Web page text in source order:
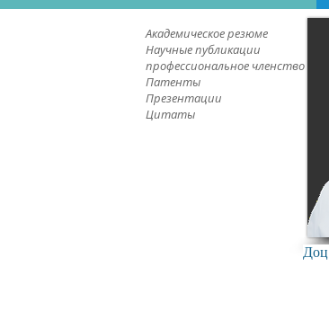
Академическое резюме
Научные публикации
профессиональное членство
Патенты
Презентации
Цитаты